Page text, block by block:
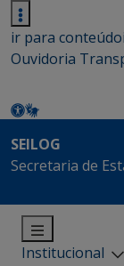
ir para conteúdo
Ouvidoria
SEILOG
Secretaria de
Institucional